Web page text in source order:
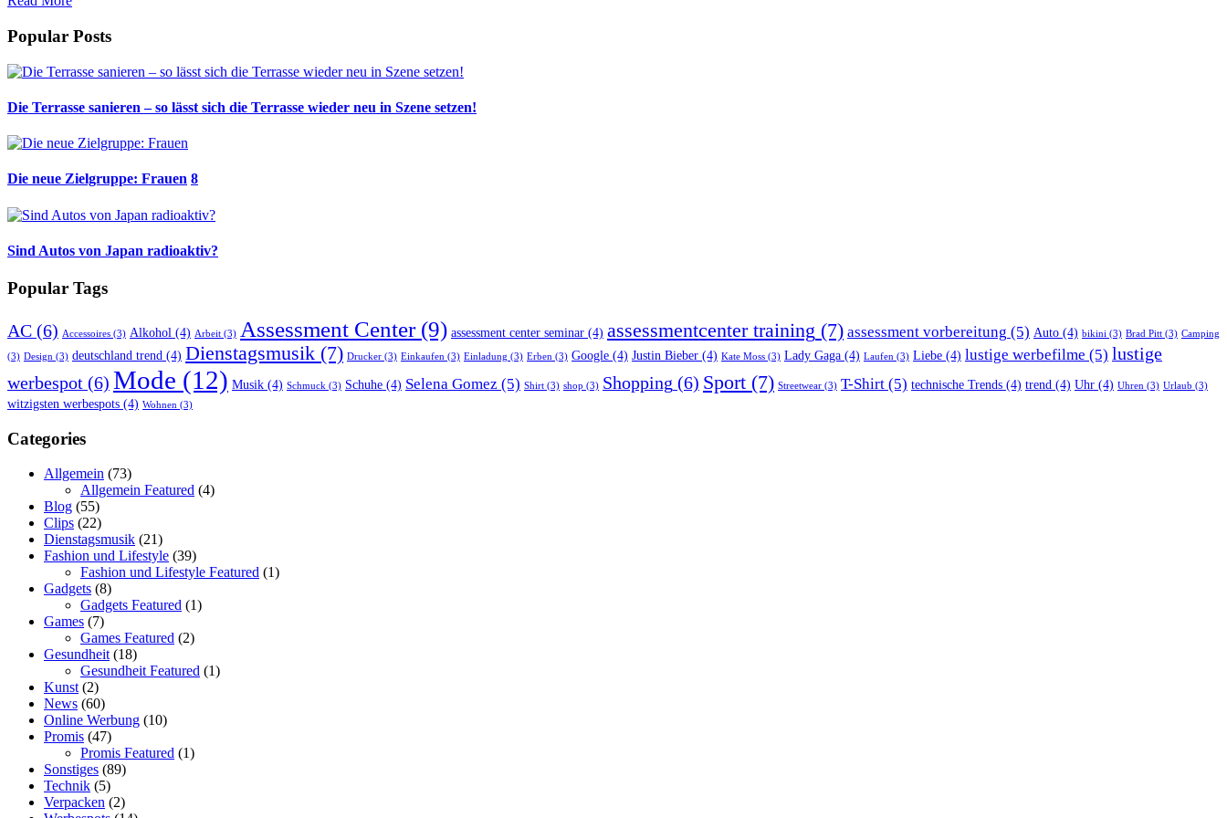
Popular Posts
Die Terrasse sanieren – so lässt sich die Terrasse wieder neu in Szene setzen!
Die neue Zielgruppe: Frauen 8
Sind Autos von Japan radioaktiv?
Popular Tags
AC (6) Accessoires (3) Alkohol (4) Arbeit (3) Assessment Center(9) assessment center seminar (4) assessmentcenter training (7) assessment vorbereitung (5) Auto (4) bikini (3) Brad Pitt (3) Camping
(3) Design (3) deutschland trend (4) Dienstagsmusik (7) Drucker (3) Einkaufen (3) Einladung (3) Erben (3) Google (4) Justin Bieber (4) Kate Moss (3) Lady Gaga (4) Laufen (3) Liebe (4) lustige werbefilme (5) lustige
werbespot (6) Mode (12) Musik (4) Schmuck (3) Schuhe (4) Selena Gomez (5) Shirt (3) shop (3) Shopping (6) Sport (7) Streetwear (3) T-Shirt (5) technische Trends (4) trend (4) Uhr (4) Uhren (3) Urlaub (3)
witzigsten werbespots (4) Wohnen (3)
Categories
Allgemein (73)
Allgemein Featured (4)
Blog (55)
Clips (22)
Dienstagsmusik (21)
Fashion und Lifestyle (39)
Fashion und Lifestyle Featured (1)
Gadgets (8)
Gadgets Featured (1)
Games (7)
Games Featured (2)
Gesundheit(18)
Gesundheit Featured (1)
Kunst(2)
News (60)
Online Werbung (10)
Promis (47)
Promis Featured (1)
Sonstiges (89)
Technik (5)
Verpacken (2)